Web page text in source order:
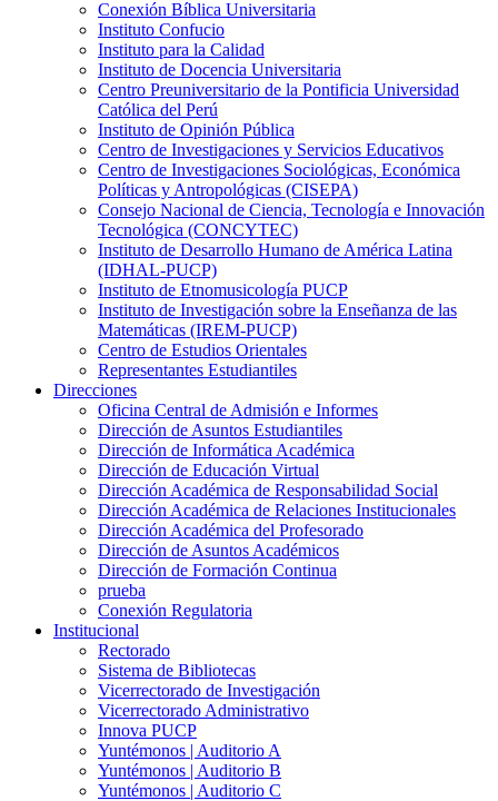
Conexión Bíblica Universitaria
Instituto Confucio
Instituto para la Calidad
Instituto de Docencia Universitaria
Centro Preuniversitario de la Pontificia Universidad
Católica del Perú
Instituto de Opinión Pública
Centro de Investigaciones y Servicios Educativos
Centro de Investigaciones Sociológicas, Económica
Políticas y Antropológicas (CISEPA)
Consejo Nacional de Ciencia, Tecnología e Innovación
Tecnológica (CONCYTEC)
Instituto de Desarrollo Humano de América Latina
(IDHAL-PUCP)
Instituto de Etnomusicología PUCP
Instituto de Investigación sobre la Enseñanza de las
Matemáticas (IREM-PUCP)
Centro de Estudios Orientales
Representantes Estudiantiles
Direcciones
Oficina Central de Admisión e Informes
Dirección de Asuntos Estudiantiles
Dirección de Informática Académica
Dirección de Educación Virtual
Dirección Académica de Responsabilidad Social
Dirección Académica de Relaciones Institucionales
Dirección Académica del Profesorado
Dirección de Asuntos Académicos
Dirección de Formación Continua
prueba
Conexión Regulatoria
Institucional
Rectorado
Sistema de Bibliotecas
Vicerrectorado de Investigación
Vicerrectorado Administrativo
Innova PUCP
Yuntémonos | Auditorio A
Yuntémonos | Auditorio B
Yuntémonos | Auditorio C